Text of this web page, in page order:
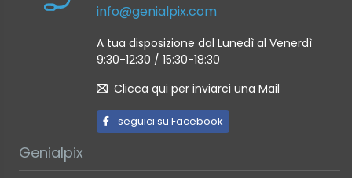
info@genialpix.com
A tua disposizione dal Lunedì al Venerdì
9:30-12:30 / 15:30-18:30
Clicca qui per inviarci una Mail
seguici su Facebook
Genialpix